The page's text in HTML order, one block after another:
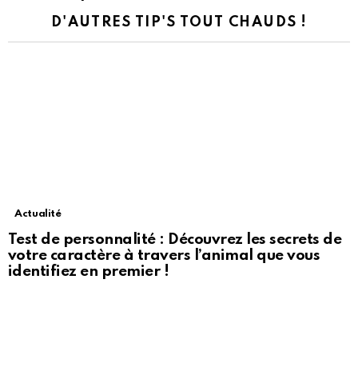
D'AUTRES TIP'S TOUT CHAUDS !
Actualité
Test de personnalité : Découvrez les secrets de
votre caractère à travers l’animal que vous
identifiez en premier !